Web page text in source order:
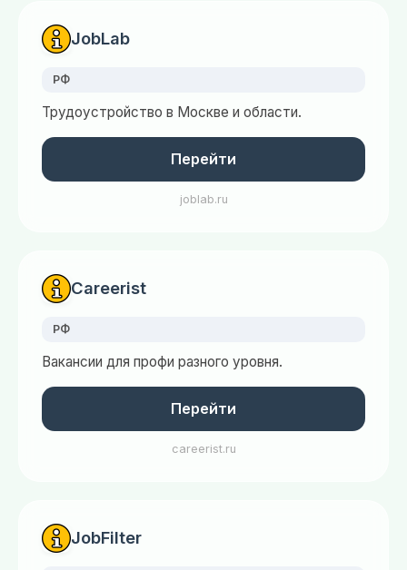
JobLab
РФ
Трудоустройство в Москве и области.
Перейти
joblab.ru
Careerist
РФ
Вакансии для профи разного уровня.
Перейти
careerist.ru
JobFilter